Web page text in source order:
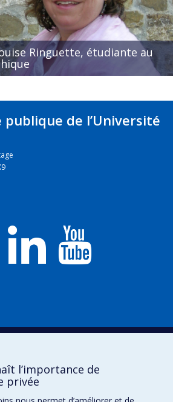
Ringuette, étudiante au
publique de l’Université
l’importance de
privée